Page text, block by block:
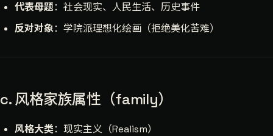
代表母题：社会现实、人民生活、历史事件
反对对象：学院派理想化绘画（拒绝美化苦难）
c. 风格家族属性（family）
风格大类：现实主义（Realism）